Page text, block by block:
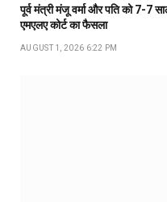
पूर्व मंत्री मंजू वर्मा और पति को 7-7
एमएलए कोर्ट का फैसला
AUGUST 1, 2026 6:22 PM